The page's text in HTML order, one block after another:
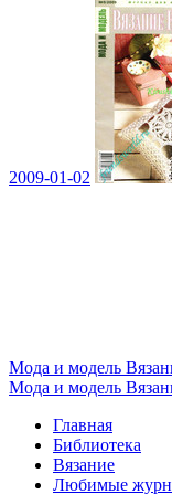
2009-01-02
Мода и модель
Мода и модель
Главная
Библиотека
Вязание
Любимые